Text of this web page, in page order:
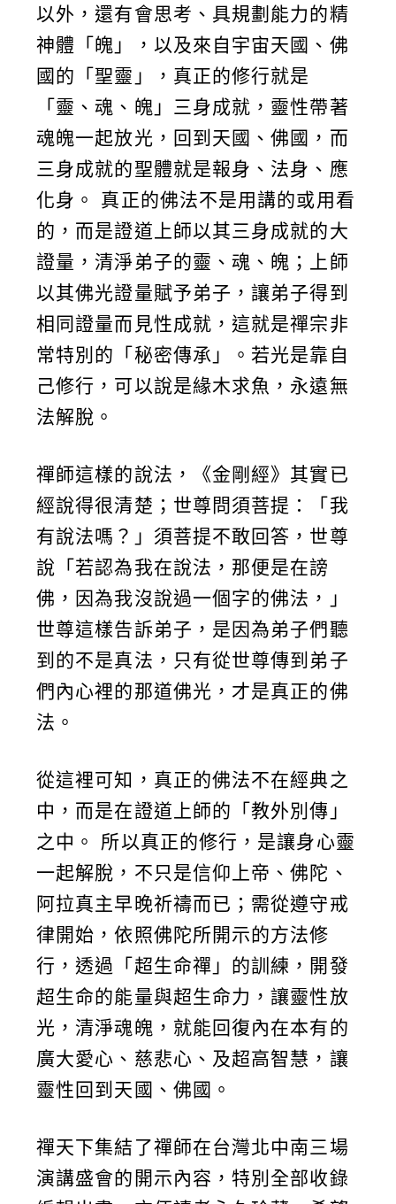
以外，還有會思考、具規劃能力的精
神體「魄」，以及來自宇宙天國、佛
國的「聖靈」，真正的修行就是
「靈、魂、魄」三身成就，靈性帶著
魂魄一起放光，回到天國、佛國，而
三身成就的聖體就是報身、法身、應
化身。 真正的佛法不是用講的或用看
的，而是證道上師以其三身成就的大
證量，清淨弟子的靈、魂、魄；上師
以其佛光證量賦予弟子，讓弟子得到
相同證量而見性成就，這就是禪宗非
常特別的「秘密傳承」。若光是靠自
己修行，可以說是緣木求魚，永遠無
法解脫。
禪師這樣的說法，《金剛經》其實已
經說得很清楚；世尊問須菩提：「我
有說法嗎？」須菩提不敢回答，世尊
說「若認為我在說法，那便是在謗
佛，因為我沒說過一個字的佛法，」
世尊這樣告訴弟子，是因為弟子們聽
到的不是真法，只有從世尊傳到弟子
們內心裡的那道佛光，才是真正的佛
法。
從這裡可知，真正的佛法不在經典之
中，而是在證道上師的「教外別傳」
之中。 所以真正的修行，是讓身心靈
一起解脫，不只是信仰上帝、佛陀、
阿拉真主早晚祈禱而已；需從遵守戒
律開始，依照佛陀所開示的方法修
行，透過「超生命禪」的訓練，開發
超生命的能量與超生命力，讓靈性放
光，清淨魂魄，就能回復內在本有的
廣大愛心、慈悲心、及超高智慧，讓
靈性回到天國、佛國。
禪天下集結了禪師在台灣北中南三場
演講盛會的開示內容，特別全部收錄